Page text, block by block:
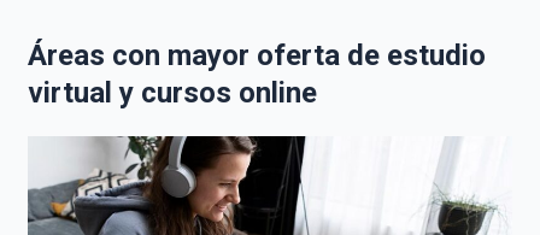
Áreas con mayor oferta de estudio
virtual y cursos online